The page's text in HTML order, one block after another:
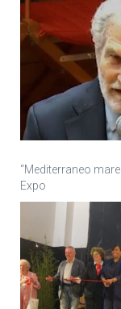
“Mediterraneo
Expo